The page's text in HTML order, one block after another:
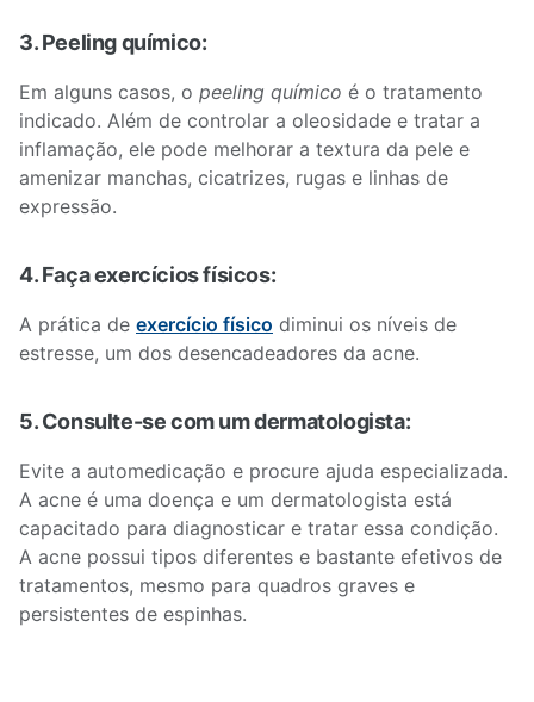
3. Peeling químico:
Em alguns casos, o peeling químico é o tratamento
indicado. Além de controlar a oleosidade e tratar a
inflamação, ele pode melhorar a textura da pele e
amenizar manchas, cicatrizes, rugas e linhas de
expressão.
4. Faça exercícios físicos:
A prática de exercício físico diminui os níveis de
estresse, um dos desencadeadores da acne.
5. Consulte-se com um dermatologista:
Evite a automedicação e procure ajuda especializada.
A acne é uma doença e um dermatologista está
capacitado para diagnosticar e tratar essa condição.
A acne possui tipos diferentes e bastante efetivos de
tratamentos, mesmo para quadros graves e
persistentes de espinhas.